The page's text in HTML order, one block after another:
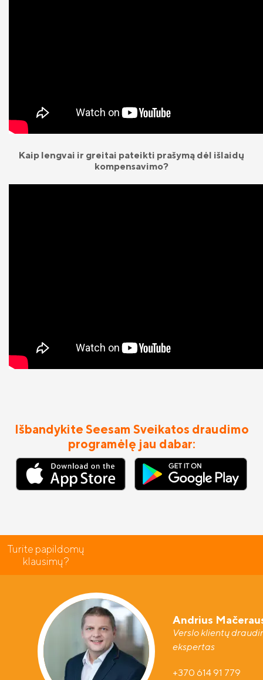
Kaip lengvai ir greitai pateikti prašymą dėl išlaidų
kompensavimo?
Išbandykite Seesam Sveikatos draudimo
programėlę jau dabar:
Turite papildomų
klausimų?
Andrius
Verslo klientų
ekspertas
+370 614 91 779